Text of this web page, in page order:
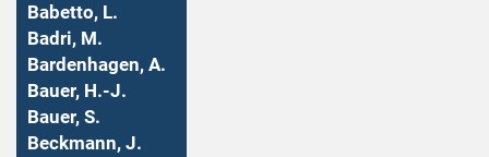
Babetto, L.
Badri, M.
Bardenhagen, A.
Bauer, H.-J.
Bauer, S.
Beckmann, J.